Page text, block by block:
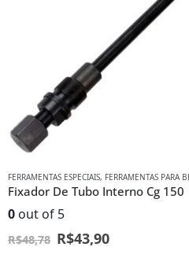
FERRAMENTAS ESPECIAIS, FERRAMENTAS PARA
Fixador De Tubo Interno Cg 150
0 out of 5
R$48,78 R$43,90